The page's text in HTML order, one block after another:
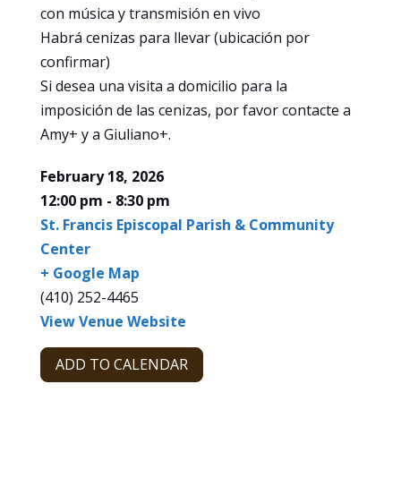
con música y transmisión en vivo
Habrá cenizas para llevar (ubicación por
confirmar)
Si desea una visita a domicilio para la
imposición de las cenizas, por favor contacte a
Amy+ y a Giuliano+.
February 18, 2026
12:00 pm - 8:30 pm
St. Francis Episcopal Parish & Community
Center
+ Google Map
(410) 252-4465
View Venue Website
ADD TO CALENDAR